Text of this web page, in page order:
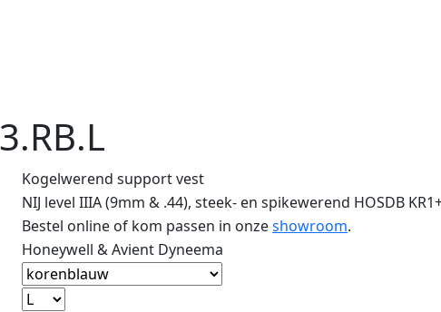
Kogelwerend support vest
NIJ level IIIA (9mm & .44), steek- en spikewerend HOSDB
Bestel online of kom passen in onzeshowroom.
Honeywell & Avient Dyneema